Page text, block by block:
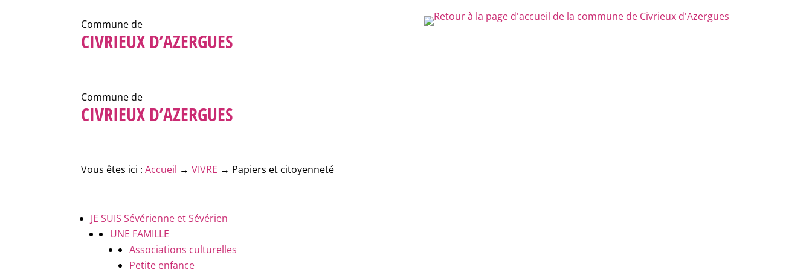
Commune de
CIVRIEUX D’AZERGUES
Commune de
CIVRIEUX D’AZERGUES
Vous êtes ici :Accueil →VIVRE → Papiers et citoyenneté
JE SUIS Sévérienne et Sévérien
UNE FAMILLE
Associations culturelles
Petite enfance